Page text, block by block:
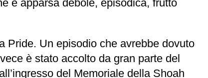
è apparsa debole, episodica, frutto
Pride. Un episodio che avrebbe dovuto
è stato accolto da gran parte del
del Memoriale della Shoah